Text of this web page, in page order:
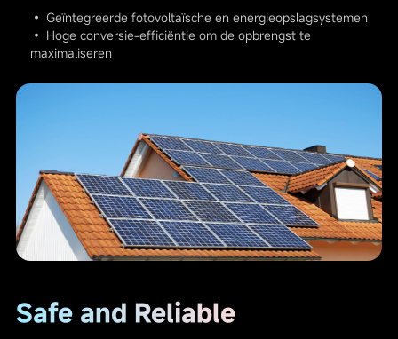
• Geïntegreerde fotovoltaïsche en energieopslagsystemen
• Hoge conversie-efficiëntie om de opbrengst te
maximaliseren
Safe and Reliable